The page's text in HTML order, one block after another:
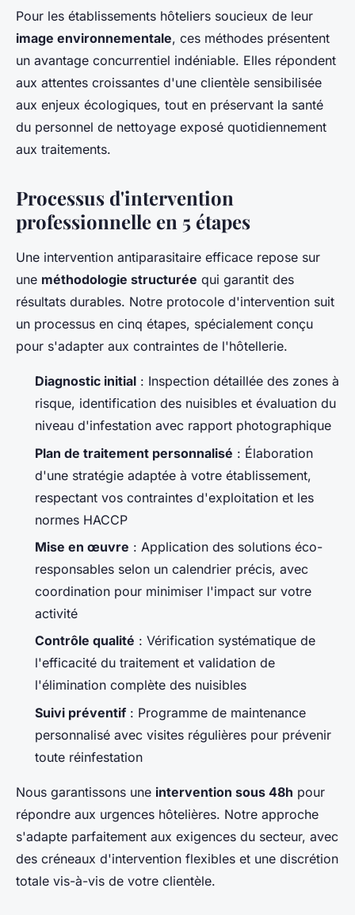
Pour les établissements hôteliers soucieux de leur
image environnementale, ces méthodes présentent
un avantage concurrentiel indéniable. Elles répondent
aux attentes croissantes d'une clientèle sensibilisée
aux enjeux écologiques, tout en préservant la santé
du personnel de nettoyage exposé quotidiennement
aux traitements.
Processus d'intervention
professionnelle en 5 étapes
Une intervention antiparasitaire efficace repose sur
une méthodologie structurée qui garantit des
résultats durables. Notre protocole d'intervention suit
un processus en cinq étapes, spécialement conçu
pour s'adapter aux contraintes de l'hôtellerie.
Diagnostic initial : Inspection détaillée des zones à
risque, identification des nuisibles et évaluation du
niveau d'infestation avec rapport photographique
Plan de traitement personnalisé : Élaboration
d'une stratégie adaptée à votre établissement,
respectant vos contraintes d'exploitation et les
normes HACCP
Mise en œuvre : Application des solutions éco-
responsables selon un calendrier précis, avec
coordination pour minimiser l'impact sur votre
activité
Contrôle qualité : Vérification systématique de
l'efficacité du traitement et validation de
l'élimination complète des nuisibles
Suivi préventif : Programme de maintenance
personnalisé avec visites régulières pour prévenir
toute réinfestation
Nous garantissons une intervention sous 48h pour
répondre aux urgences hôtelières. Notre approche
s'adapte parfaitement aux exigences du secteur, avec
des créneaux d'intervention flexibles et une discrétion
totale vis-à-vis de votre clientèle.